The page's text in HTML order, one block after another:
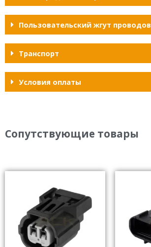
Пользовательский жгут проводов
Транспорт
Условия оплаты
Сопутствующие товары